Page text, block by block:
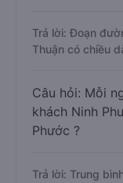
Trả lời: Đoạn
Thuận có chiều
Câu hỏi: Mỗi
khách Ninh
Phước ?
Trả lời: Trung